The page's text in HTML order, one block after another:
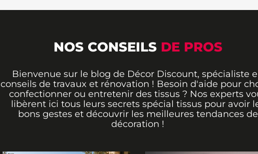
NOS CONSEILS DE PROS
Bienvenue sur le blog de Décor Discount, spécialiste
conseils de travaux et rénovation ! Besoin d'aide pour
confectionner ou entretenir des tissus ? Nos experts
libèrent ici tous leurs secrets spécial tissus pour avoir
bons gestes et découvrir les meilleures tendances de
décoration !